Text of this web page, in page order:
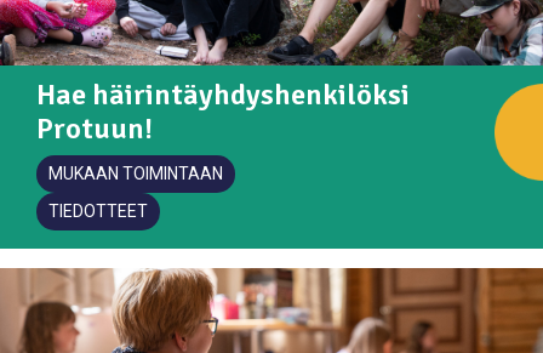
Hae häirintäyhdyshenkilöksi
Protuun!
MUKAAN TOIMINTAAN
TIEDOTTEET